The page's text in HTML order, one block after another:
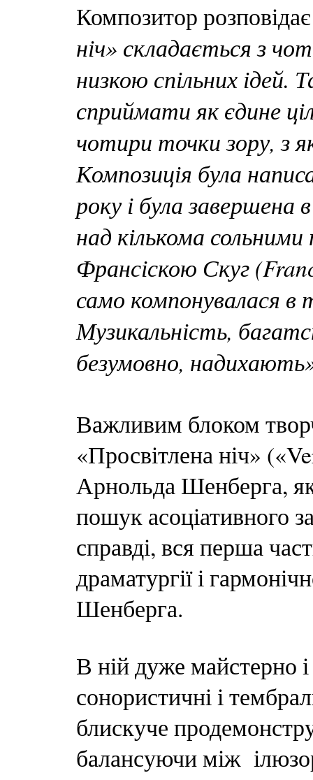
Композитор
ніч» складається з
низкою спільних
сприймати як єдине
чотири точки зору, з
Композиція була
року і була завершена
над кількома
Франсіскою Скуг
само компонувалася в
Музикальність,
безумовно,
Важливим блоком
«Просвітлена ніч»
Арнольда Шенберга,
пошук асоціативного
справді, вся перша
драматургії і
Шенберга.
В ній дуже майстерно
сонористичні і
блискуче
балансуючи між